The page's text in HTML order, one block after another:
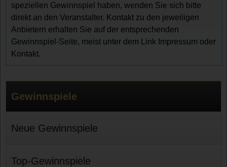
speziellen Gewinnspiel haben, wenden Sie sich bitte
direkt an den Veranstalter. Kontakt zu den jeweiligen
Anbietern erhalten Sie auf der entsprechenden
Gewinnspiel-Seite, meist unter dem Link Impressum oder
Kontakt.
Gewinnspiele
Neue Gewinnspiele
Top-Gewinnspiele